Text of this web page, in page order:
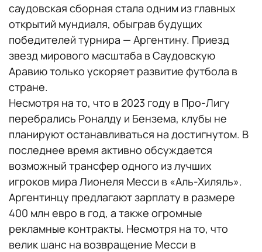
саудовская сборная стала одним из главных
открытий мундиаля, обыграв будущих
победителей турнира — Аргентину. Приезд
звезд мирового масштаба в Саудовскую
Аравию только ускоряет развитие футбола в
стране.
Несмотря на то, что в 2023 году в Про-Лигу
перебрались Роналду и Бензема, клубы не
планируют останавливаться на достигнутом. В
последнее время активно обсуждается
возможный трансфер одного из лучших
игроков мира Лионеля Месси в «Аль-Хиляль».
Аргентинцу предлагают зарплату в размере
400 млн евро в год, а также огромные
рекламные контракты. Несмотря на то, что
велик шанс на возвращение Месси в